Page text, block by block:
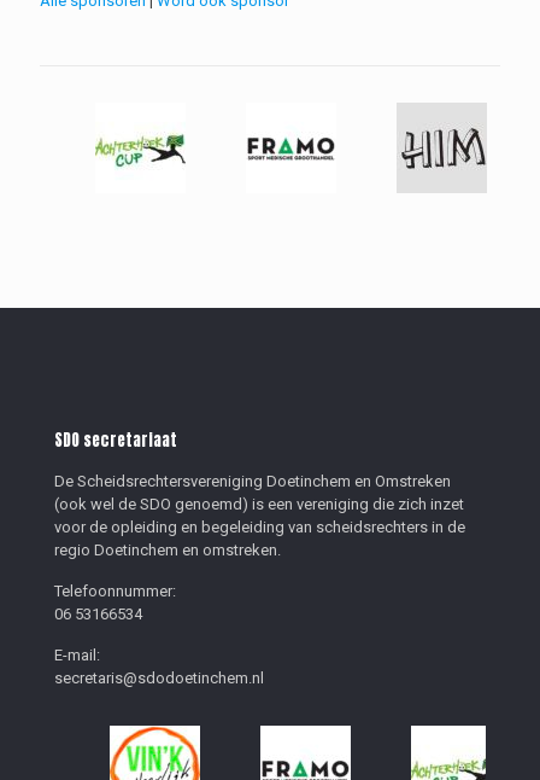
SDO secretariaat
De Scheidsrechtersvereniging Doetinchem en Omstreken
(ook wel de SDO genoemd) is een vereniging die zich inzet
voor de opleiding en begeleiding van scheidsrechters in de
regio Doetinchem en omstreken.
Telefoonnummer:
06 53166534
E-mail:
secretaris@sdodoetinchem.nl